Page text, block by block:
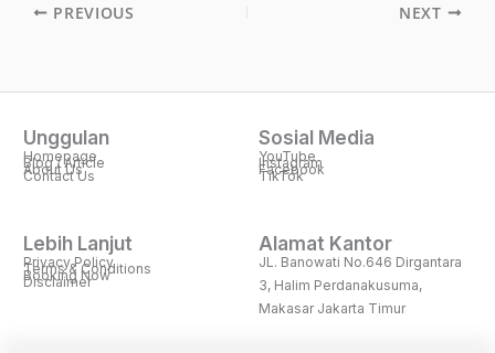
PREVIOUS NEXT
Unggulan
Homepage
Blog / Article
About Us
Contact Us
Sosial Media
YouTube
Instagram
Facebook
TikTok
Lebih Lanjut
Privacy Policy
Terms & Conditions
Booking Now
Disclaimer
Alamat Kantor
JL. Banowati No.646 Dirgantara
3, Halim Perdanakusuma,
Makasar Jakarta Timur